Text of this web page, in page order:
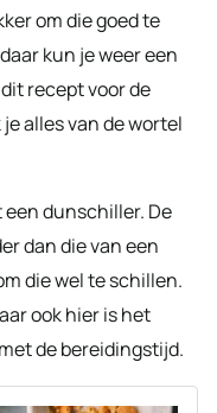
om die goed te
kun je weer een
recept voor de
je alles van de wortel
dunschiller. De
dan die van een
die wel te schillen.
ook hier is het
de bereidingstijd.